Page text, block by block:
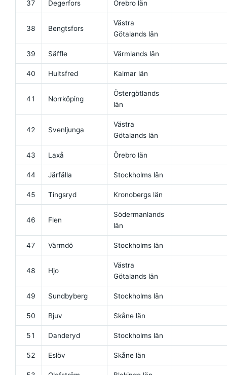
37 Degerfors Örebro län
38 Bengtsfors
Västra
Götalands län
39 Säffle Värmlands län
40 Hultsfred Kalmar län
41 Norrköping
Östergötlands
län
42 Svenljunga
Västra
Götalands län
43 Laxå Örebro län
44 Järfälla Stockholms län
45 Tingsryd Kronobergs län
46 Flen
Södermanlands
län
47 Värmdö Stockholms län
48 Hjo
Västra
Götalands län
49 Sundbyberg Stockholms län
50 Bjuv Skåne län
51 Danderyd Stockholms län
52 Eslöv Skåne län